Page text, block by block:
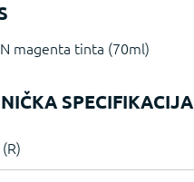
magenta tinta (70ml)
SPECIFIKACIJA